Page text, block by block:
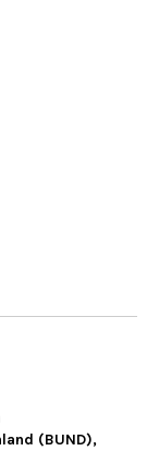
(BUND),